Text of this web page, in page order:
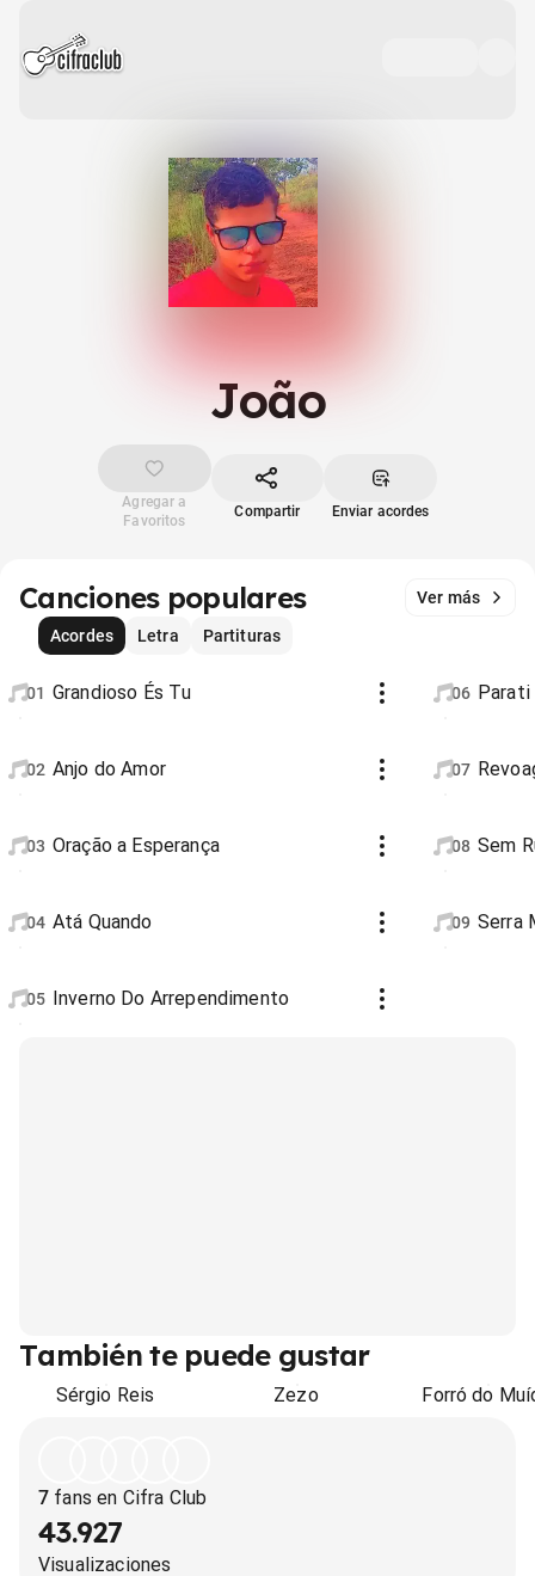
João
Agregar a
Favoritos
Compartir Enviar acordes
Canciones populares
Ver más
Acordes
Letra Partituras
01 Grandioso És Tu
02 Anjo do Amor
03 Oração a Esperança
04 Atá Quando
05 Inverno Do Arrependimento
06 Parati
07
08 Sem
09 Serra
También te puede gustar
Sérgio Reis Zezo Forró do
7 fans en Cifra Club
43.927
Visualizaciones